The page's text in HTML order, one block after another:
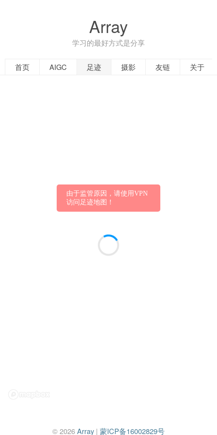
Array
学习的最好方式是分享
首页 AIGC 足迹 摄影 友链 关于
© 2026Array | 蒙ICP备16002829号